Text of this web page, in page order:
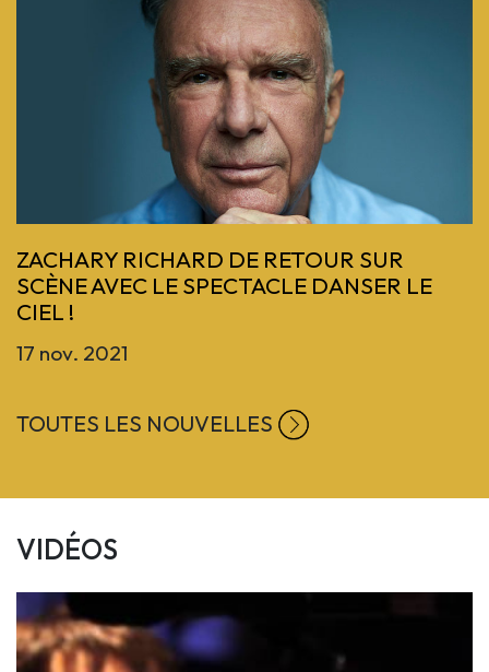
ZACHARY RICHARD DE RETOUR SUR
SCÈNE AVEC LE SPECTACLE DANSER LE
CIEL !
17 nov. 2021
TOUTES LES NOUVELLES
VIDÉOS